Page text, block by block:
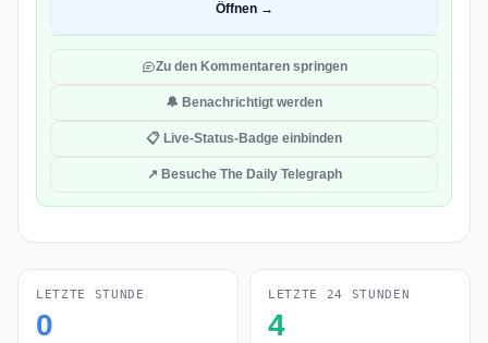
Öffnen →
Zu den Kommentaren springen
🔔 Benachrichtigt werden
📋 Live-Status-Badge einbinden
↗ Besuche The Daily Telegraph
LETZTE STUNDE
0
LETZTE 24 STUNDEN
4